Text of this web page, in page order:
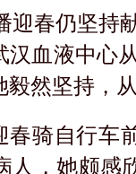
迎春仍坚持
血液中心
毅然坚持，
春骑自行车
人，她颇感